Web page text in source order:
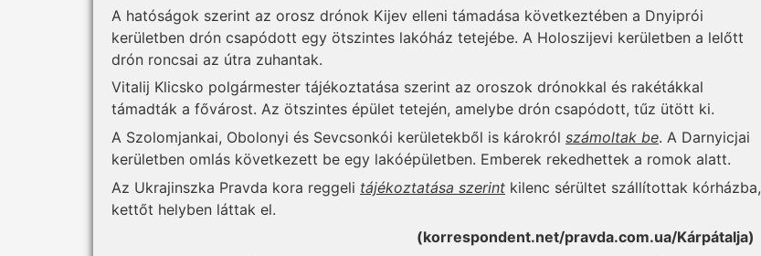
A hatóságok szerint az orosz drónok Kijev elleni támadása következtében a Dnyiprói
kerületben drón csapódott egy ötszintes lakóház tetejébe. A Holoszijevi kerületben a lelőtt
drón roncsai az útra zuhantak.
Vitalij Klicsko polgármester tájékoztatása szerint az oroszok drónokkal és rakétákkal
támadták a fővárost. Az ötszintes épület tetején, amelybe drón csapódott, tűz ütött ki.
A Szolomjankai, Obolonyi és Sevcsonkói kerületekből is károkról számoltak be. A Darnyicjai
kerületben omlás következett be egy lakóépületben. Emberek rekedhettek a romok alatt.
Az Ukrajinszka Pravda kora reggeli tájékoztatása szerint kilenc sérültet szállítottak kórházba,
kettőt helyben láttak el.
(korrespondent.net/pravda.com.ua/Kárpátalja)